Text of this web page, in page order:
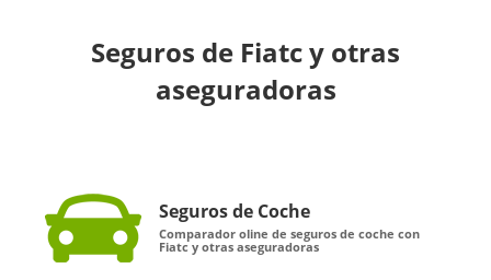
Seguros de Fiatc y otras
aseguradoras
Seguros de Coche
Comparador oline de seguros de coche con
Fiatc y otras aseguradoras